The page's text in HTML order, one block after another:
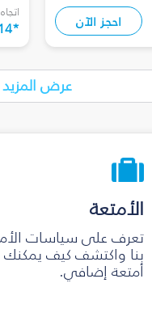
احجز الآن *
عرض المزيد
الأمتعة
تعرف على سياسات
بنا واكتشف كيف يمكنك
أمتعة إضافي.